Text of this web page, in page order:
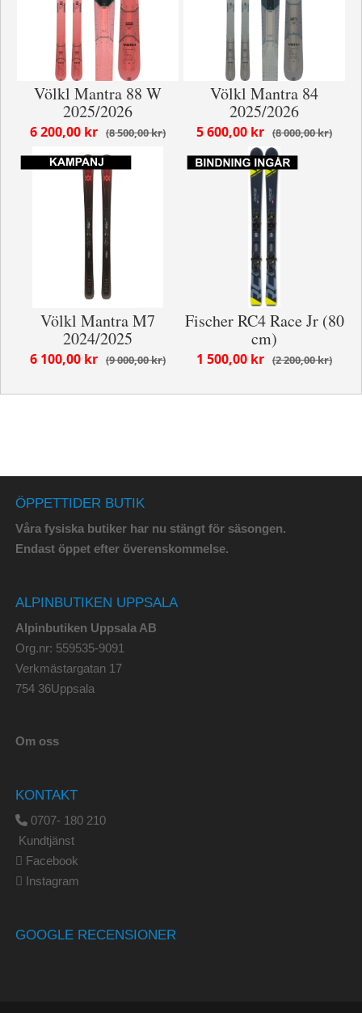
Völkl Mantra 88 W
2025/2026
8 500,00 kr
6 200,00 kr
Völkl Mantra 84
2025/2026
8 000,00 kr
5 600,00 kr
Völkl Mantra M7
2024/2025
9 000,00 kr
6 100,00 kr
Fischer RC4 Race Jr (80
cm)
2 200,00 kr
1 500,00 kr
ÖPPETTIDER BUTIK
Våra fysiska butiker har nu stängt för säsongen.
Endast öppet efter överenskommelse.
ALPINBUTIKEN UPPSALA
Alpinbutiken Uppsala AB
Org.nr: 559535-9091
Verkmästargatan 17
754 36Uppsala
Om oss
KONTAKT
0707- 180 210
Kundtjänst
Facebook
Instagram
GOOGLE RECENSIONER